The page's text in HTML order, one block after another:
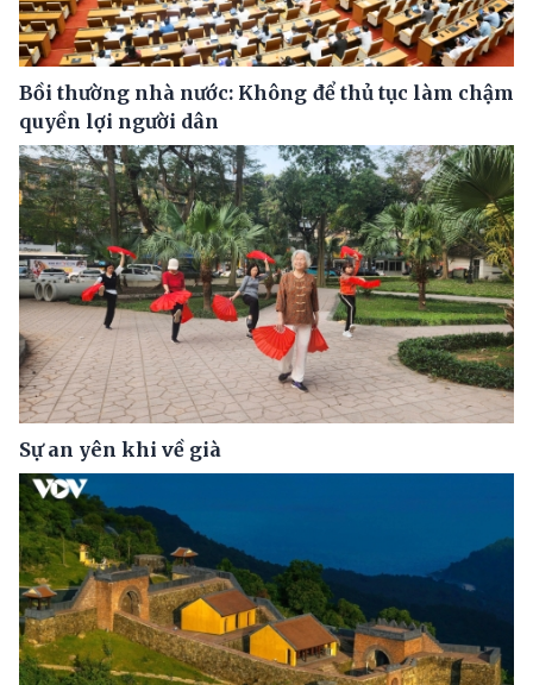
Bồi thường nhà nước: Không để thủ tục làm chậm
quyền lợi người dân
Sự an yên khi về già